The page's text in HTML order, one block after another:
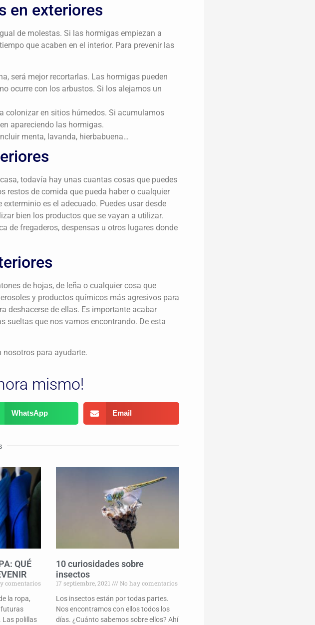
en exteriores
de molestas. Si las hormigas empiezan a
que acaben en el interior. Para prevenir las
será mejor recortarlas. Las hormigas pueden
ocurre con los arbustos. Si los alejamos un
colonizar en sitios húmedos. Si acumulamos
apareciendo las hormigas.
menta, lavanda, hierbabuena…
todavía hay unas cuantas cosas que puedes
restos de comida que pueda haber o cualquier
es el adecuado. Puedes usar desde
bien los productos que se vayan a utilizar.
de fregaderos, despensas u otros lugares donde
de hojas, de leña o cualquier cosa que
y productos químicos más agresivos para
deshacerse de ellas. Es importante acabar
sueltas que nos vamos encontrando. De esta
para ayudarte.
mismo!
WhatsApp Email
QUÉ
comentarios
la ropa,
futuras
Las polillas
10 curiosidades sobre
insectos
17 septiembre, 2021
No hay comentarios
Los insectos están por todas partes.
Nos encontramos con ellos todos los
días. ¿Cuánto sabemos sobre ellos? Ahí